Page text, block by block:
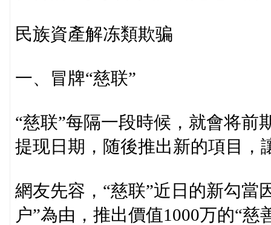
民族資產解冻類欺骗
一、冒牌“慈联”
“慈联”每隔一段時候，就會将前
提现日期，随後推出新的項目，
網友先容，“慈联”近日的新勾當
户”為由，推出價值1000万的“